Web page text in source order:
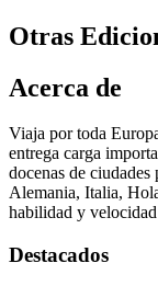
Otras
Acerca de
Viaja por toda
entrega carga
docenas de
Alemania, Italia,
habilidad y velocidad
Destacados